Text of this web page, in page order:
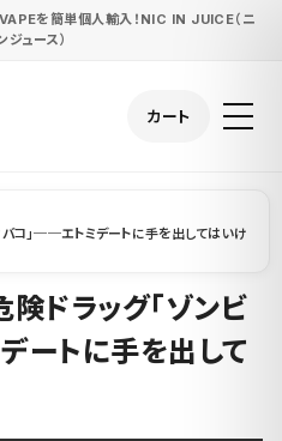
を簡単個人輸入！NIC IN JUICE（ニ
ジュース）
カート
コ」──エトミデートに手を出してはいけ
ドラッグ「ゾンビ
ートに手を出して